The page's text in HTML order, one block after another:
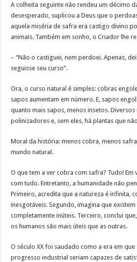
A colheita seguinte não rendeu um décimo
desesperado, suplicou a Deus que o
aquela miséria de safra era castigo divino
animais. Também em sonho, o Criador lhe
– “Não o castiguei, nem perdoei. Apenas,
seguisse seu curso”.
Ora, o curso natural é simples: cobras
sapos aumentam em número. E, sapos
quanto mais sapos, menos insetos. Diversos
polinizadores e, sem eles, há plantas que
Moral da história: menos cobra, menos
mundo natural.
O que tem a ver cobra com safra? Tudo!
com tudo. Entretanto, a humanidade não
Primeiro, acredita que a natureza é infinita,
inesgotáveis. Segundo, imagina que
completamente inúteis. Terceiro, conclui
os humanos são mais úteis que as outras.
O século XX foi saudado como a era em
progresso industrial seriam capazes de